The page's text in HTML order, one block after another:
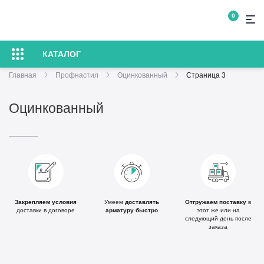
0
КАТАЛОГ
Главная Профнастил Оцинкованный Страница 3
Оцинкованный
Закрепляем условия
доставки в договоре
Умеем доставлять
арматуру быстро
Отгружаем поставку в
этот же или на
следующий день после
заказа